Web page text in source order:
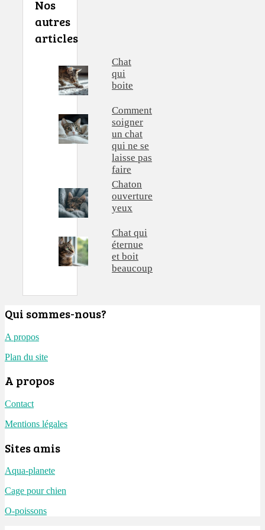
Nos
autres
articles
Chat
qui
boite
Comment
soigner
un chat
qui ne se
laisse pas
faire
Chaton
ouverture
yeux
Chat qui
éternue
et boit
beaucoup
Qui sommes-nous?
A propos
Plan du site
A propos
Contact
Mentions légales
Sites amis
Aqua-planete
Cage pour chien
O-poissons